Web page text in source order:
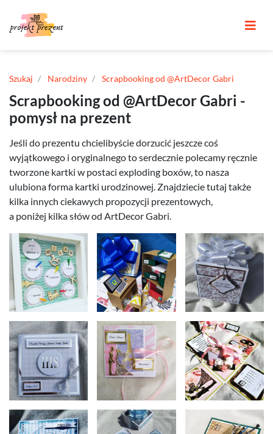
Szukaj Narodziny Scrapbooking od @ArtDecor Gabri
Scrapbooking od @ArtDecor Gabri -
pomysł na prezent
Jeśli do prezentu chcielibyście dorzucić jeszcze coś
wyjątkowego i oryginalnego to serdecznie polecamy ręcznie
tworzone kartki w postaci exploding boxów, to nasza
ulubiona forma kartki urodzinowej. Znajdziecie tutaj także
kilka innych ciekawych propozycji prezentowych,
a poniżej kilka słów od ArtDecor Gabri.